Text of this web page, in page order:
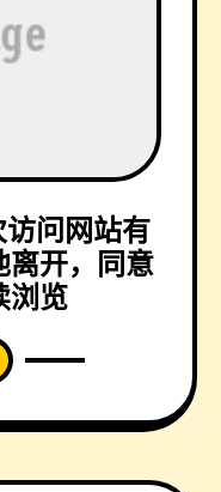
问网站有
离开，同意
浏览